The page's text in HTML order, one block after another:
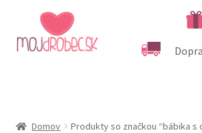
Preskočiť
na
navigáciu
Preskočiť
na
obsah
Podľa veku
Domov Produkty so značkou “bábika s